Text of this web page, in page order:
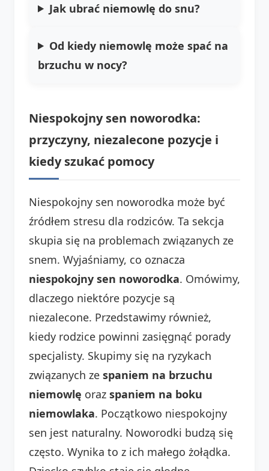
Jak ubrać niemowlę do snu?
Od kiedy niemowlę może spać na
brzuchu w nocy?
Niespokojny sen noworodka:
przyczyny, niezalecone pozycje i
kiedy szukać pomocy
Niespokojny sen noworodka może być
źródłem stresu dla rodziców. Ta sekcja
skupia się na problemach związanych ze
snem. Wyjaśniamy, co oznacza
niespokojny sen noworodka. Omówimy,
dlaczego niektóre pozycje są
niezalecone. Przedstawimy również,
kiedy rodzice powinni zasięgnąć porady
specjalisty. Skupimy się na ryzykach
związanych ze spaniem na brzuchu
niemowlę oraz spaniem na boku
niemowlaka. Początkowo niespokojny
sen jest naturalny. Noworodki budzą się
często. Wynika to z ich małego żołądka.